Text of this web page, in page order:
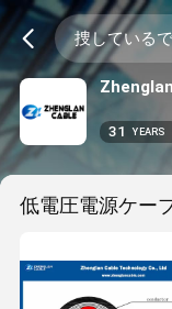
31 YEARS
低電圧電源ケー